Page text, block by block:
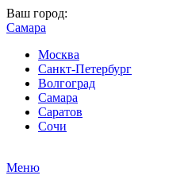
Ваш город:
Самара
Москва
Санкт-Петербург
Волгоград
Самара
Саратов
Сочи
Меню